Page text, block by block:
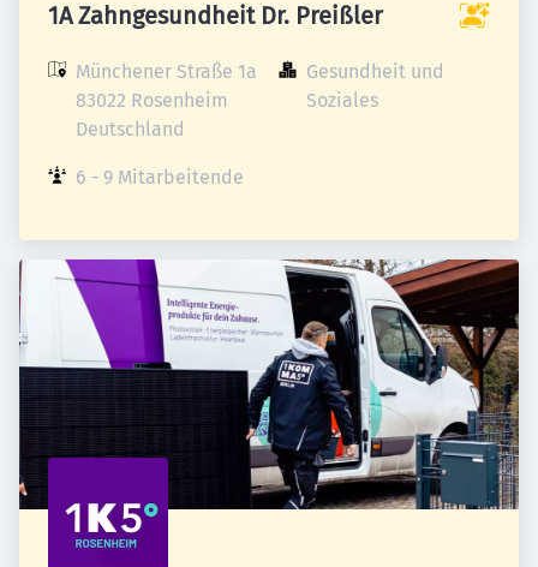
1A Zahngesundheit Dr. Preißler
Münchener Straße 1a
83022 Rosenheim
Deutschland
Gesundheit und
Soziales
6 - 9 Mitarbeitende